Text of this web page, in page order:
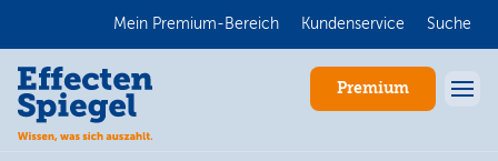
Mein Premium-Bereich Kundenservice Suche
Premium